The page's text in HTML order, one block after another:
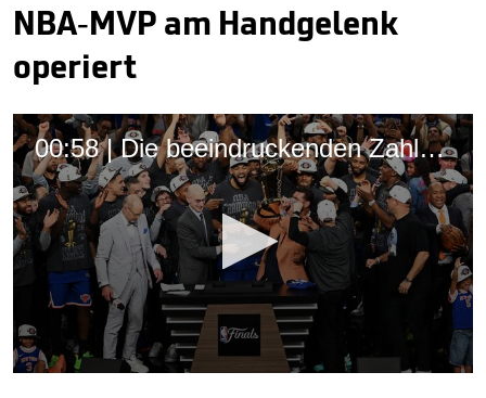
NBA-MVP am Handgelenk
operiert
00:58 | Die beeindruckenden Zahlen zum NBA-Titel der Knicks